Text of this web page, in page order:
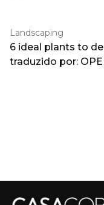
Landscaping
6 ideal plants to
traduzido por: